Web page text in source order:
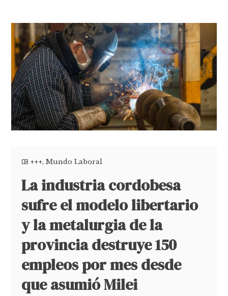
+++,Mundo Laboral
La industria cordobesa
sufre el modelo libertario
y la metalurgia de la
provincia destruye 150
empleos por mes desde
que asumió Milei